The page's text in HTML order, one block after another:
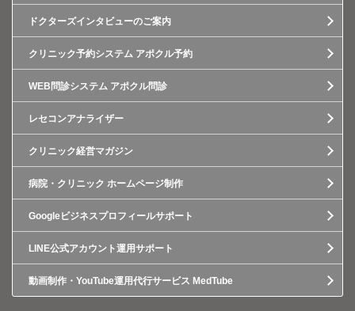
ドクターズインタビューのご案内
クリニック予約システム アポクル予約
WEB問診システム アポクル問診
レセコンアナライザー
クリニック経営マガジン
病院・クリニック ホームページ制作
Googleビジネスプロフィールサポート
LINE公式アカウント運用サポート
動画制作・YouTube運用代行サービス MedTube